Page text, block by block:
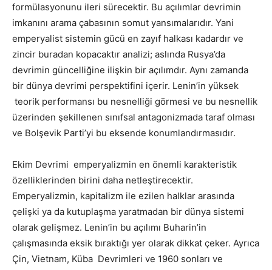
formülasyonunu ileri sürecektir. Bu açılımlar devrimin
imkanını arama çabasının somut yansımalarıdır. Yani
emperyalist sistemin gücü en zayıf halkası kadardır ve
zincir buradan kopacaktır analizi; aslında Rusya’da
devrimin güncelliğine ilişkin bir açılımdır. Aynı zamanda
bir dünya devrimi perspektifini içerir. Lenin’in yüksek
teorik performansı bu nesnelliği görmesi ve bu nesnellik
üzerinden şekillenen sınıfsal antagonizmada taraf olması
ve Bolşevik Parti’yi bu eksende konumlandırmasıdır.
Ekim Devrimi emperyalizmin en önemli karakteristik
özelliklerinden birini daha netleştirecektir.
Emperyalizmin, kapitalizm ile ezilen halklar arasında
çelişki ya da kutuplaşma yaratmadan bir dünya sistemi
olarak gelişmez. Lenin’in bu açılımı Buharin’in
çalışmasında eksik bıraktığı yer olarak dikkat çeker. Ayrıca
Çin, Vietnam, Küba Devrimleri ve 1960 sonları ve